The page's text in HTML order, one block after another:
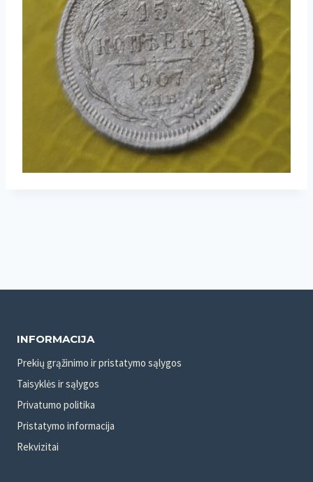
INFORMACIJA
Prekių grąžinimo ir pristatymo sąlygos
Taisyklės ir sąlygos
Privatumo politika
Pristatymo informacija
Rekvizitai